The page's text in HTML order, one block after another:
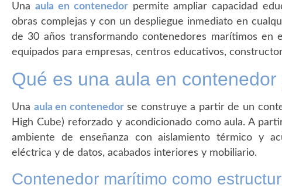
Una aula en contenedorpermite ampliar capacidad
obras complejas y con un despliegue inmediato en
de 30 años transformando contenedores marítimos en
equipados para empresas, centros educativos,
Qué es una aula en
Una aula en contenedorse construye a partir de un
High Cube) reforzado y acondicionado como aula. A
ambiente de enseñanza con aislamiento térmico y
eléctrica y de datos, acabados interiores y mobiliario.
Contenedor marítimo como